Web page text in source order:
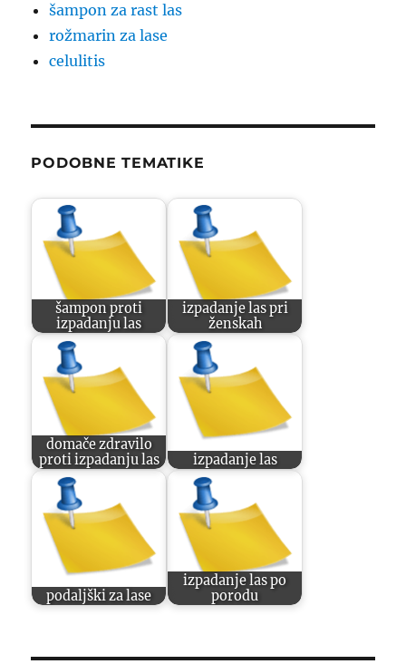
šampon za rast las
rožmarin za lase
celulitis
PODOBNE TEMATIKE
šampon proti
izpadanju las
izpadanje las pri
ženskah
domače zdravilo
proti izpadanju las
izpadanje las
podaljški za lase
izpadanje las po
porodu